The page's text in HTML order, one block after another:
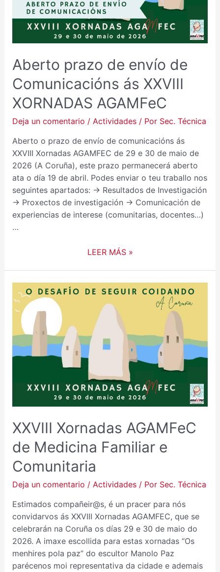
Aberto prazo de envío de
Comunicacións ás XXVIII
XORNADAS AGAMFeC
Deja un comentario / Actividades/ Por Sec. Técnica
Aberto o prazo de envío de comunicacións ás
XXVIII Xornadas AGAMFEC de 29 e 30 de maio de
2026 (A Coruña), este prazo permanecerá aberto
ata o día 19 de abril. Podes enviar o teu traballo nos
seguintes apartados: → Resultados de Investigación
→ Proxectos de investigación → Comunicación de
experiencias de interese (comunitarias, docentes…)
…
ÁS
XXVIII
XORNADAS
LEER MÁS »
XXVIII Xornadas AGAMFeC
de Medicina Familiar e
Comunitaria
Deja un comentario / Actividades/ Por Sec. Técnica
Estimados compañeir@s, é un pracer para nós
convidarvos ás XXVIII Xornadas AGAMFEC, que se
celebrarán na Coruña os días 29 e 30 de maio do
2026. A imaxe escollida para estas xornadas “Os
menhires pola paz” do escultor Manolo Paz
parécenos moi representativa da cidade e ademais
XXVIII
AGAMFEC
DE
MEDICINA
FAMILIAR
E
COMUNITARIA